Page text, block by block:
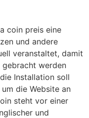
coin preis eine
und andere
veranstaltet, damit
gebracht werden
Installation soll
die Website an
steht vor einer
und